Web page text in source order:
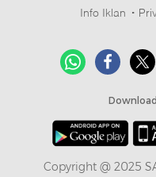
Info Iklan
Copyright @ 2025